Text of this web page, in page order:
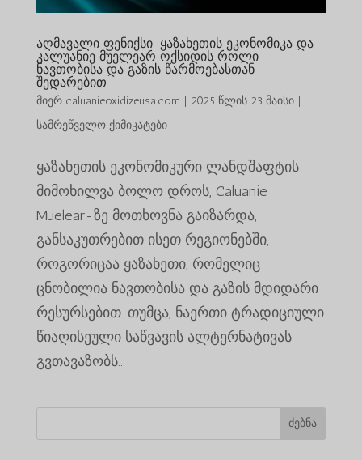
აღმავალი ფენიქსი: ყაზახეთის ეკონომიკა და
კალუანიე მუელეარ ოქსიდის როლი
ნავთობისა და გაზის წარმოებასთან
შედარებით
მიერ caluanieoxidizeusa.com | 2025 წლის 23 მაისი|
სამრეწველო ქიმიკატები
ყაზახეთის ეკონომიკური ლანდშაფტის
მიმოხილვა ბოლო დროს, Caluanie
Muelear-ზე მოთხოვნა გაიზარდა,
განსაკუთრებით ისეთ რეგიონებში,
როგორიცაა ყაზახეთი, რომელიც
ცნობილია ნავთობისა და გაზის მდიდარი
რესურსებით. თუმცა, ნაერთი ტრადიციული
წიაღისეული საწვავის ალტერნატივას
გვთავაზობს...
ძებნა